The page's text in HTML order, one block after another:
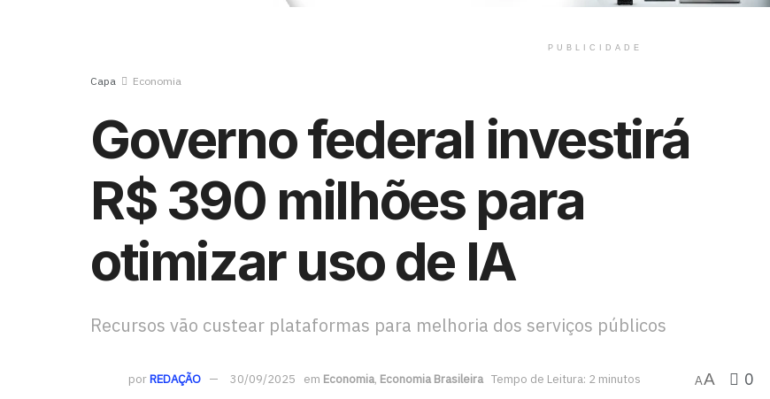
PUBLICIDADE
Capa Economia
Governo federal investirá
R$ 390 milhões para
otimizar uso de IA
Recursos vão custear plataformas para melhoria dos serviços públicos
porREDAÇÃO 30/09/2025 em Economia, Economia Brasileira Tempo de Leitura: 2 minutos AA 0